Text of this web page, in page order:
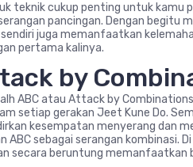
teknik cukup penting untuk kamu
pancingan. Dengan begitu
juga memanfaatkan
pertama kalinya.
by
ABC atau Attack by
setiap gerakan Jeet Kune Do.
kesempatan menyerang dan
ABC sebagai serangan kombinasi.
secara beruntung memanfaatkan